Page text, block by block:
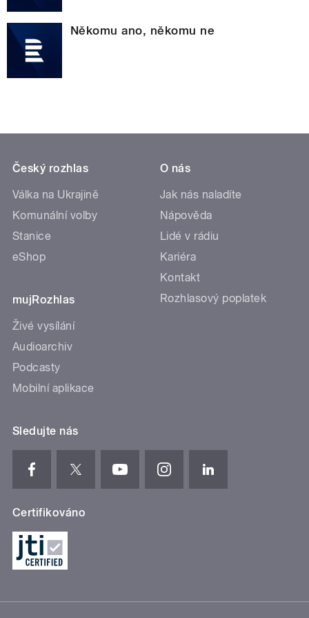
Někomu ano, někomu ne
Český rozhlas
Válka na Ukrajině
Komunální volby
Stanice
eShop
mujRozhlas
Živé vysílání
Audioarchiv
Podcasty
Mobilní aplikace
O nás
Jak nás naladíte
Nápověda
Lidé v rádiu
Kariéra
Kontakt
Rozhlasový poplatek
Sledujte nás
Certifikováno